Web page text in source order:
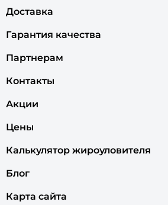
Доставка
Гарантия качества
Партнерам
Контакты
Акции
Цены
Калькулятор жироуловителя
Блог
Карта сайта